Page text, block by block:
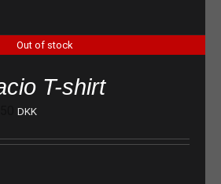
Out of stock
T-shirt
DKK